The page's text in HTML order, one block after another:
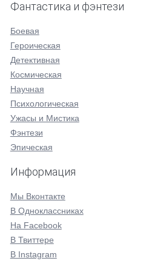
Фантастика и фэнтези
Боевая
Героическая
Детективная
Космическая
Научная
Психологическая
Ужасы и Мистика
Фэнтези
Эпическая
Информация
Мы Вконтакте
В Одноклассниках
На Facebook
В Твиттере
В Instagram